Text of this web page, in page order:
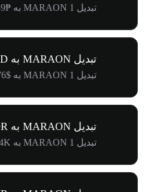
تبدیل 1 MARAON به ₱673.39
تبدیل MARAON به AUD
تبدیل 1 MARAON به $15.76
تبدیل MARAON به IDR
تبدیل 1 MARAON به Rp198.04K